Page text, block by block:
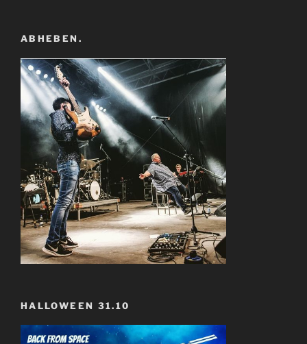
ABHEBEN.
HALLOWEEN 31.10